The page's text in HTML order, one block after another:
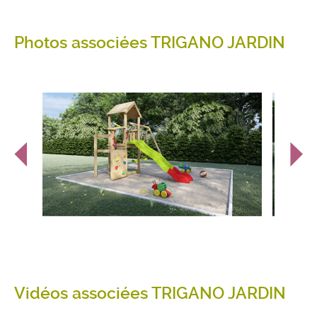
Photos associées TRIGANO JARDIN
Vidéos associées TRIGANO JARDIN